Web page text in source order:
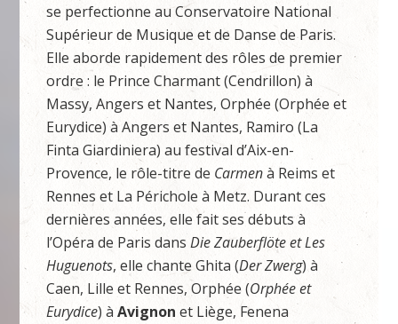
se perfectionne au Conservatoire National
Supérieur de Musique et de Danse de Paris.
Elle aborde rapidement des rôles de premier
ordre : le Prince Charmant (Cendrillon) à
Massy, Angers et Nantes, Orphée (Orphée et
Eurydice) à Angers et Nantes, Ramiro (La
Finta Giardiniera) au festival d’Aix-en-
Provence, le rôle-titre de Carmenà Reims et
Rennes et La Périchole à Metz. Durant ces
dernières années, elle fait ses débuts à
l’Opéra de Paris dansDie Zauberflöteet Les
Huguenots, elle chante Ghita (Der Zwerg) à
Caen, Lille et Rennes, Orphée (Orphée et
Eurydice) àAvignon et Liège, Fenena